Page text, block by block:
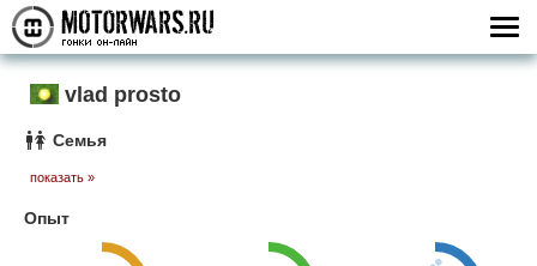
vlad prosto
Семья
показать »
Опыт